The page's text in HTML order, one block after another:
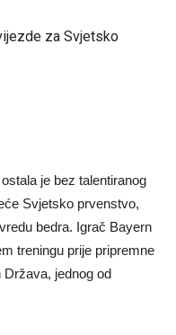
dobio nevjerovatan stadion
za Svjetsko
je bez talentiranog
Svjetsko prvenstvo,
bedra. Igrač Bayern
treningu prije pripremne
jednog od